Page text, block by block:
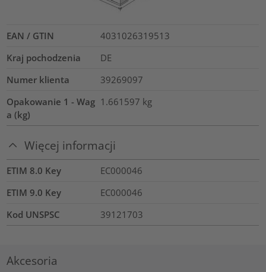
EAN / GTIN
4031026319513
Kraj pochodzenia
DE
Numer klienta
39269097
Opakowanie 1 - Wag
a (kg)
1.661597 kg
Więcej informacji
ETIM 8.0 Key
EC000046
ETIM 9.0 Key
EC000046
Kod UNSPSC
39121703
Akcesoria